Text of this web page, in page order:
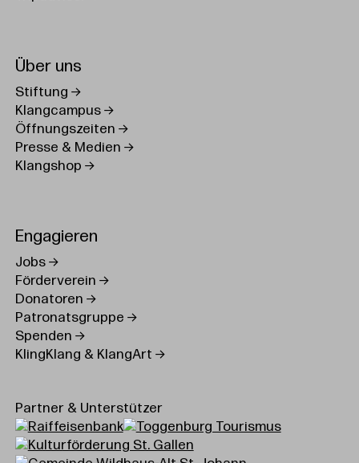
Über uns
Stiftung
Klangcampus
Öffnungszeiten
Presse & Medien
Klangshop
Engagieren
Jobs
Förderverein
Donatoren
Patronatsgruppe
Spenden
KlingKlang & KlangArt
Partner & Unterstützer